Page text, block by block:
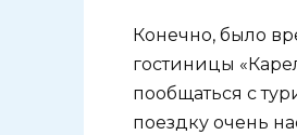
Конечно, было
гостиницы
пообщаться с
поездку очень